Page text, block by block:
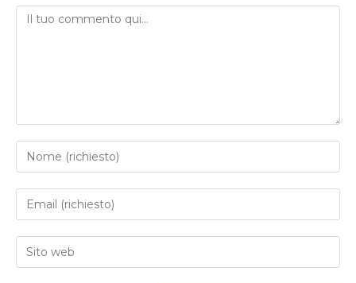
Commento
Inserisci
il
tuo
nome
nome
utente
Inserisci
il
tuo
indirizzo
Inserisci
l'URL